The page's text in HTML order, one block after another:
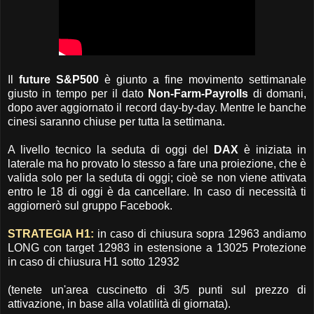
future S&P500 è giunto a fine movimento settimanale
giusto in tempo per il dato Non-Farm-Payrolls di domani,
dopo aver aggiornato il record day-by-day. Mentre le banche
cinesi saranno chiuse per tutta la settimana.
A livello tecnico la seduta di oggi del DAX è iniziata in
laterale ma ho provato lo stesso a fare una proiezione, che è
valida solo per la seduta di oggi; cioè se non viene attivata
entro le 18 di oggi è da cancellare. In caso di necessità ti
aggiornerò sul gruppo Facebook.
STRATEGIA H1: in caso di chiusura sopra 12963 andiamo
LONG con target 12983 in estensione a 13025 Protezione
in caso di chiusura H1 sotto 12932
(tenete un'area cuscinetto di 3/5 punti sul prezzo di
attivazione, in base alla volatilità di giornata).